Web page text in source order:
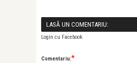
LASĂ UN COMENTARIU:
Login cu Facebook
Comentariu:*